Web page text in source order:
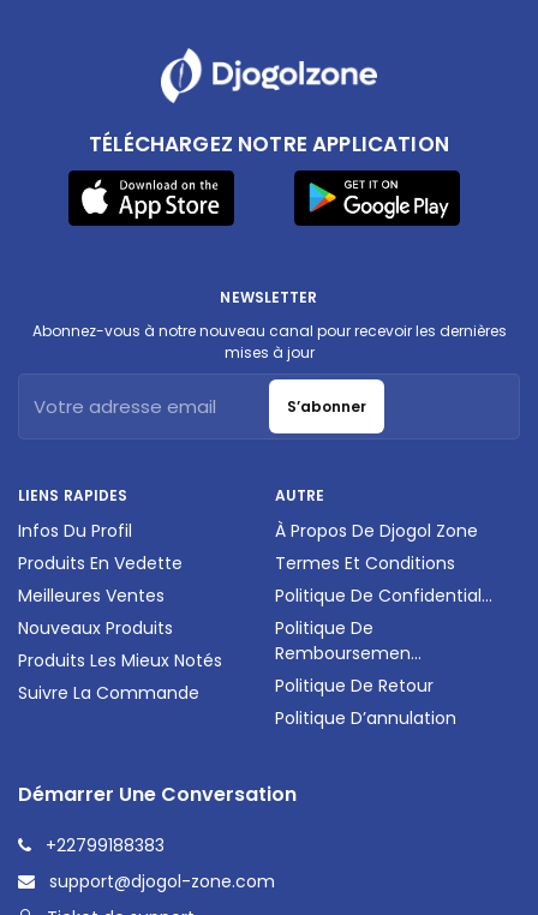
TÉLÉCHARGEZ NOTRE APPLICATION
LIENS RAPIDES
Infos Du Profil
Produits En Vedette
Meilleures Ventes
Nouveaux Produits
Produits Les Mieux Notés
Suivre La Commande
AUTRE
À Propos De Djogol Zone
Termes Et Conditions
Politique De Confidential...
Politique De
Remboursemen...
Politique De Retour
Politique D’annulation
NEWSLETTER
Abonnez-vous à notre nouveau canal pour recevoir les dernières
mises à jour
S’abonner
Démarrer Une Conversation
+22799188383
support@djogol-zone.com